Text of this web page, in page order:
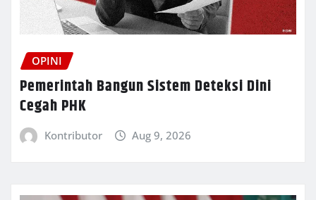
OPINI
Pemerintah Bangun Sistem Deteksi Dini
Cegah PHK
Kontributor Aug 9, 2026